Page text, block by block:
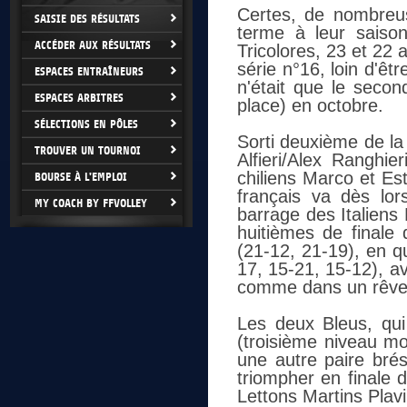
SAISIE DES RÉSULTATS
ACCÉDER AUX RÉSULTATS
ESPACES ENTRAÎNEURS
ESPACES ARBITRES
SÉLECTIONS EN PÔLES
TROUVER UN TOURNOI
BOURSE À L'EMPLOI
MY COACH BY FFVOLLEY
Certes, de
terme à leur
Tricolores, 23 et 22
série n°16, loin
n'était que le
place) en octobre.
Sorti deuxième de
Alfieri/Alex
chiliens Marco et
français va dès
barrage des
huitièmes de finale
(21-12, 21-19), en
17, 15-21, 15-12),
comme dans un
Les deux Bleus,
(troisième niveau
une autre paire
triompher en finale
Lettons Martins